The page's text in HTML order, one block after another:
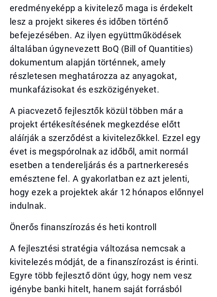
eredményeképp a kivitelező maga is érdekelt
lesz a projekt sikeres és időben történő
befejezésében. Az ilyen együttműködések
általában úgynevezett BoQ (Bill of Quantities)
dokumentum alapján történnek, amely
részletesen meghatározza az anyagokat,
munkafázisokat és eszközigényeket.
A piacvezető fejlesztők közül többen már a
projekt értékesítésének megkezdése előtt
aláírják a szerződést a kivitelezőkkel. Ezzel egy
évet is megspórolnak az időből, amit normál
esetben a tendereljárás és a partnerkeresés
emésztene fel. A gyakorlatban ez azt jelenti,
hogy ezek a projektek akár 12 hónapos előnnyel
indulnak.
Önerős finanszírozás és heti kontroll
A fejlesztési stratégia változása nemcsak a
kivitelezés módját, de a finanszírozást is érinti.
Egyre több fejlesztő dönt úgy, hogy nem vesz
igénybe banki hitelt, hanem saját forrásból